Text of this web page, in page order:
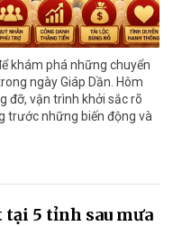
khám phá những chuyển
ngày Giáp Dần. Hôm
đỡ, vận trình khởi sắc rõ
trước những biến động và
tại 5 tỉnh sau mưa